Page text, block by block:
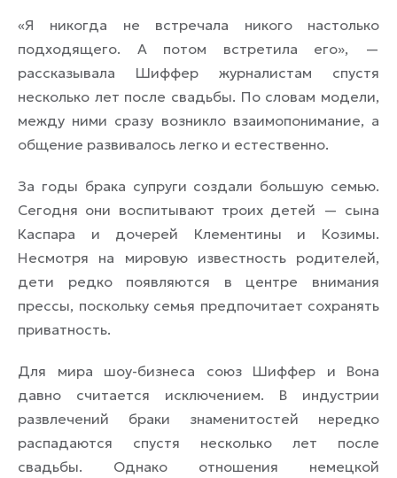
«Я никогда не встречала никого настолько
подходящего. А потом встретила его», —
рассказывала Шиффер журналистам спустя
несколько лет после свадьбы. По словам модели,
между ними сразу возникло взаимопонимание, а
общение развивалось легко и естественно.
За годы брака супруги создали большую семью.
Сегодня они воспитывают троих детей — сына
Каспара и дочерей Клементины и Козимы.
Несмотря на мировую известность родителей,
дети редко появляются в центре внимания
прессы, поскольку семья предпочитает сохранять
приватность.
Для мира шоу-бизнеса союз Шиффер и Вона
давно считается исключением. В индустрии
развлечений браки знаменитостей нередко
распадаются спустя несколько лет после
свадьбы. Однако отношения немецкой